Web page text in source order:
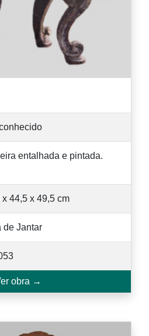
entalhada e pintada.
x 44,5 x 49,5 cm
de Jantar
obra →